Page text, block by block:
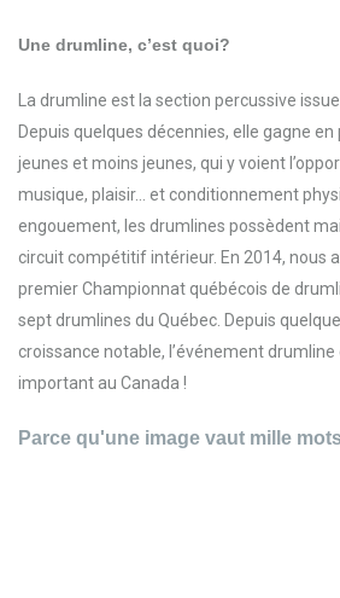
Une drumline, c’est quoi?
La drumline est la section percussive
Depuis quelques décennies, elle gagne
jeunes et moins jeunes, qui y voient
musique, plaisir… et conditionnement
engouement, les drumlines possèdent
circuit compétitif intérieur. En 2014, nous
premier Championnat québécois de
sept drumlines du Québec. Depuis
croissance notable, l’événement drumline
important au Canada !
Parce qu'une image vaut mille